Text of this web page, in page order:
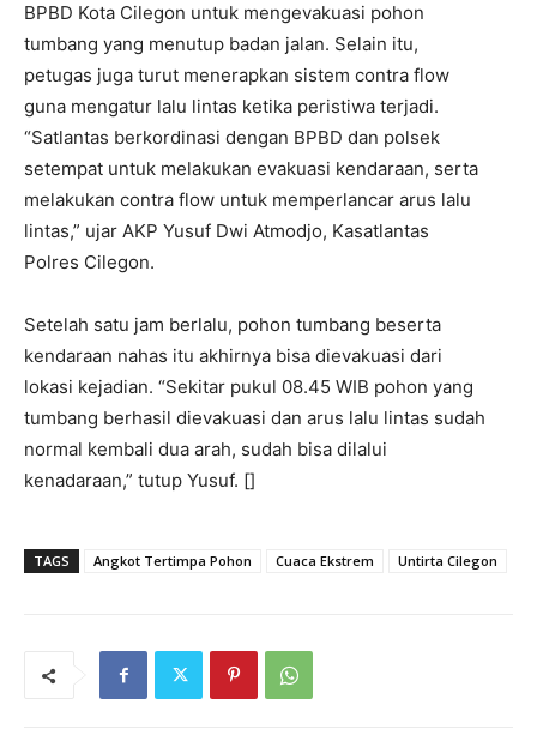
BPBD Kota Cilegon untuk mengevakuasi pohon
tumbang yang menutup badan jalan. Selain itu,
petugas juga turut menerapkan sistem contra flow
guna mengatur lalu lintas ketika peristiwa terjadi.
“Satlantas berkordinasi dengan BPBD dan polsek
setempat untuk melakukan evakuasi kendaraan, serta
melakukan contra flow untuk memperlancar arus lalu
lintas,” ujar AKP Yusuf Dwi Atmodjo, Kasatlantas
Polres Cilegon.
Setelah satu jam berlalu, pohon tumbang beserta
kendaraan nahas itu akhirnya bisa dievakuasi dari
lokasi kejadian. “Sekitar pukul 08.45 WIB pohon yang
tumbang berhasil dievakuasi dan arus lalu lintas sudah
normal kembali dua arah, sudah bisa dilalui
kenadaraan,” tutup Yusuf. []
TAGS Angkot Tertimpa Pohon Cuaca Ekstrem Untirta Cilegon